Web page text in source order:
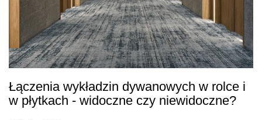
Łączenia wykładzin dywanowych w rolce i
w płytkach - widoczne czy niewidoczne?